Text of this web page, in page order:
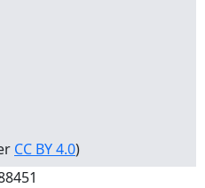
CC BY 4.0)